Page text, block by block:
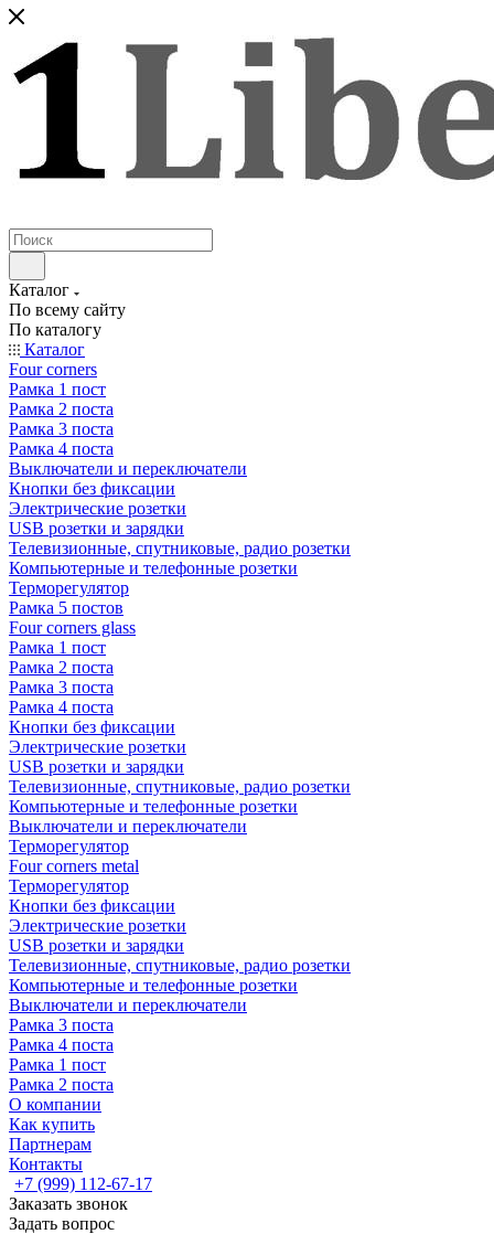
Каталог
По всему сайту
По каталогу
Каталог
Four corners
Рамка 1 пост
Рамка 2 поста
Рамка 3 поста
Рамка 4 поста
Выключатели и переключатели
Кнопки без фиксации
Электрические розетки
USB розетки и зарядки
Телевизионные, спутниковые, радио розетки
Компьютерные и телефонные розетки
Терморегулятор
Рамка 5 постов
Four corners glass
Рамка 1 пост
Рамка 2 поста
Рамка 3 поста
Рамка 4 поста
Кнопки без фиксации
Электрические розетки
USB розетки и зарядки
Телевизионные, спутниковые, радио розетки
Компьютерные и телефонные розетки
Выключатели и переключатели
Терморегулятор
Four corners metal
Терморегулятор
Кнопки без фиксации
Электрические розетки
USB розетки и зарядки
Телевизионные, спутниковые, радио розетки
Компьютерные и телефонные розетки
Выключатели и переключатели
Рамка 3 поста
Рамка 4 поста
Рамка 1 пост
Рамка 2 поста
О компании
Как купить
Партнерам
Контакты
+7 (999) 112-67-17
Заказать звонок
Задать вопрос